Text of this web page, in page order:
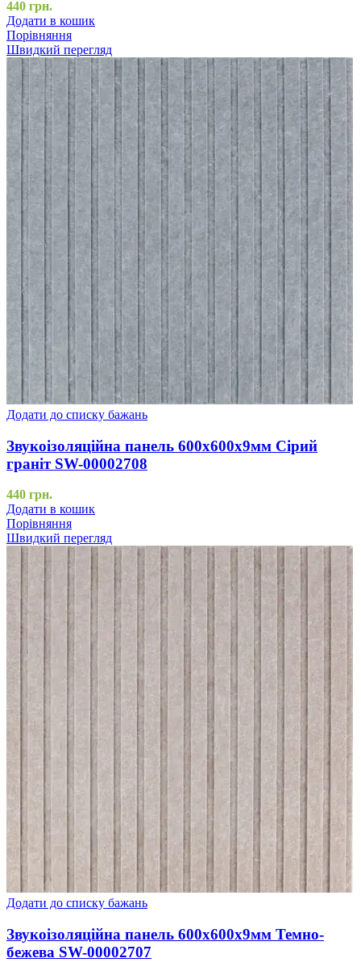
440 грн.
Додати в кошик
Порівняння
Швидкий перегляд
Додати до списку бажань
Звукоізоляційна панель 600х600х9мм Сірий
граніт SW-00002708
440 грн.
Додати в кошик
Порівняння
Швидкий перегляд
Додати до списку бажань
Звукоізоляційна панель 600х600х9мм Темно-
бежева SW-00002707